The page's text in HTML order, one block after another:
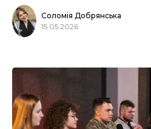
Соломія Добрянська
15.05.2026